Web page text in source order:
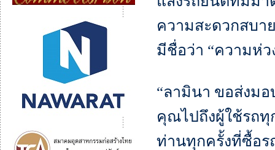
ความสะดวกสบา
มีชื่อว่า “ความห่ว
“ลามินา ขอส่งม
คุณไปถึงผู้ใช้รถ
ท่านทุกครั้งที่ซื้อร